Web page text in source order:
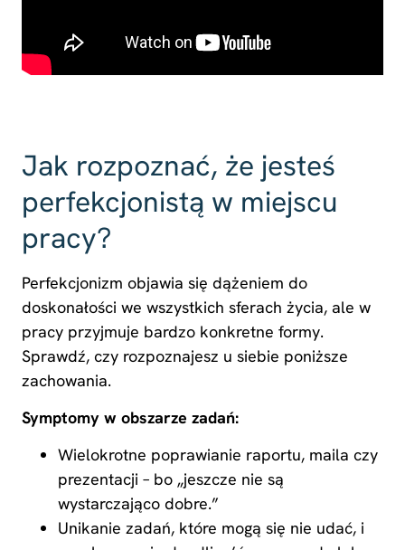
Jak rozpoznać, że jesteś
perfekcjonistą w miejscu
pracy?
Perfekcjonizm objawia się dążeniem do
doskonałości we wszystkich sferach życia, ale w
pracy przyjmuje bardzo konkretne formy.
Sprawdź, czy rozpoznajesz u siebie poniższe
zachowania.
Symptomy w obszarze zadań:
Wielokrotne poprawianie raportu, maila czy
prezentacji – bo „jeszcze nie są
wystarczająco dobre.”
Unikanie zadań, które mogą się nie udać, i